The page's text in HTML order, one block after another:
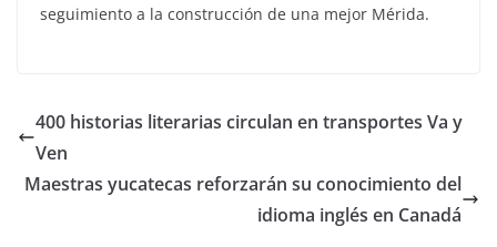
seguimiento a la construcción de una mejor Mérida.
400 historias literarias circulan en transportes Va y
Ven
Maestras yucatecas reforzarán su conocimiento del
idioma inglés en Canadá